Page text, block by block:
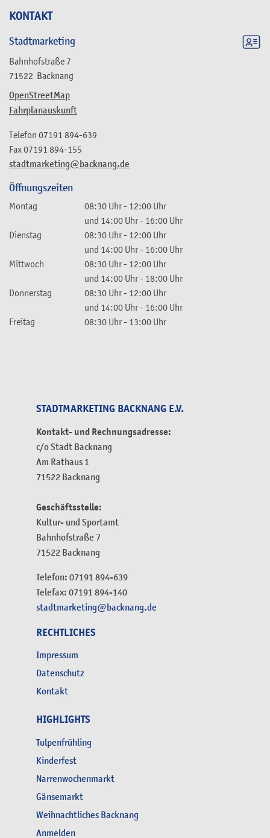
KONTAKT
Stadtmarketing
Bahnhofstraße 7
71522 Backnang
OpenStreetMap
Fahrplanauskunft
stadtmarketing@backnang.de
Telefon 07191 894-639
Fax07191 894-155
Öffnungszeiten
Montag 08:30 Uhr- 12:00 Uhr
und 14:00 Uhr- 16:00 Uhr
Dienstag
08:30 Uhr- 12:00 Uhr
und 14:00 Uhr- 16:00 Uhr
Mittwoch
08:30 Uhr- 12:00 Uhr
und 14:00 Uhr- 18:00 Uhr
Donnerstag
08:30 Uhr- 12:00 Uhr
und 14:00 Uhr- 16:00 Uhr
Freitag
08:30 Uhr- 13:00 Uhr
STADTMARKETING BACKNANG E.V.
Kontakt- und Rechnungsadresse:
c/o Stadt Backnang
Am Rathaus 1
71522 Backnang
Geschäftsstelle:
Kultur- und Sportamt
Bahnhofstraße 7
71522 Backnang
Telefon: 07191 894-639
Telefax: 07191 894-140
stadtmarketing@backnang.de
RECHTLICHES
Impressum
Datenschutz
Kontakt
HIGHLIGHTS
Tulpenfrühling
Kinderfest
Narrenwochenmarkt
Gänsemarkt
Weihnachtliches Backnang
Anmelden